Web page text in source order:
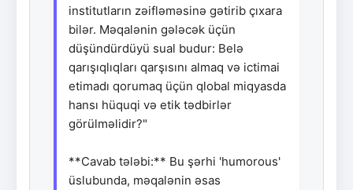
institutların zəifləməsinə gətirib çıxara
bilər. Məqalənin gələcək üçün
düşündürdüyü sual budur: Belə
qarışıqlıqları qarşısını almaq və ictimai
etimadı qorumaq üçün qlobal miqyasda
hansı hüquqi və etik tədbirlər
görülməlidir?"
**Cavab tələbi:** Bu şərhi 'humorous'
üslubunda, məqalənin əsas